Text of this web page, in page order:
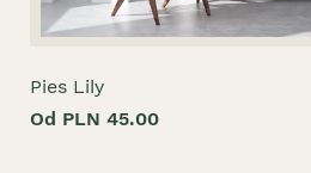
Pies Lily
Od PLN 45.00